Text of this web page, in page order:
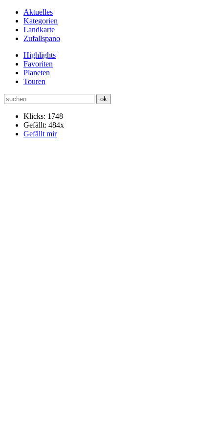
Aktuelles
Kategorien
Landkarte
Zufallspano
Highlights
Favoriten
Planeten
Touren
Klicks: 1748
Gefällt: 484x
Gefällt mir